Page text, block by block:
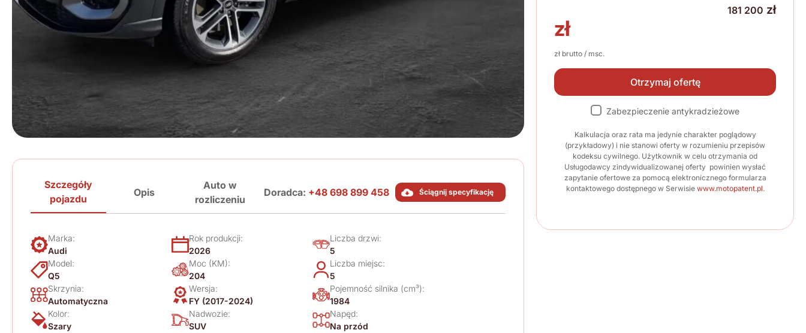
zł
zł brutto / msc.
181 200 zł
Otrzymaj ofertę
Zabezpieczenie antykradzieżowe
Kalkulacja oraz rata ma jedynie charakter poglądowy
(przykładowy) i nie stanowi oferty w rozumieniu przepisów
kodeksu cywilnego. Użytkownik w celu otrzymania od
Usługodawcy zindywidualizowanej oferty powinien wysłać
zapytanie ofertowe za pomocą elektronicznego formularza
kontaktowego dostępnego w Serwisie www.motopatent.pl.
Szczegóły
pojazdu
Opis
Auto w
rozliczeniu
Doradca: +48 698 899 458 Ściągnij specyfikację
Marka:
Audi
Rok produkcji:
2026
Liczba drzwi:
5
Model:
Q5
Moc (KM):
204
Liczba miejsc:
5
Skrzynia:
Automatyczna
Wersja:
FY (2017-2024)
Pojemność silnika (cm³):
1984
Kolor:
Szary
Nadwozie:
SUV
Napęd:
Na przód